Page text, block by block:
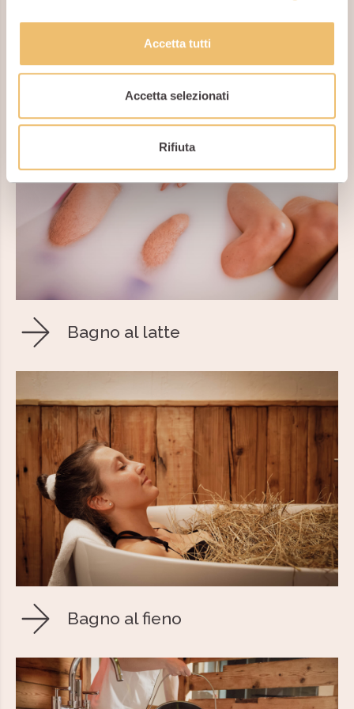
Accetta tutti
Accetta selezionati
Rifiuta
Scopri anche gli altri bagni
Bagno al latte
Bagno al fieno